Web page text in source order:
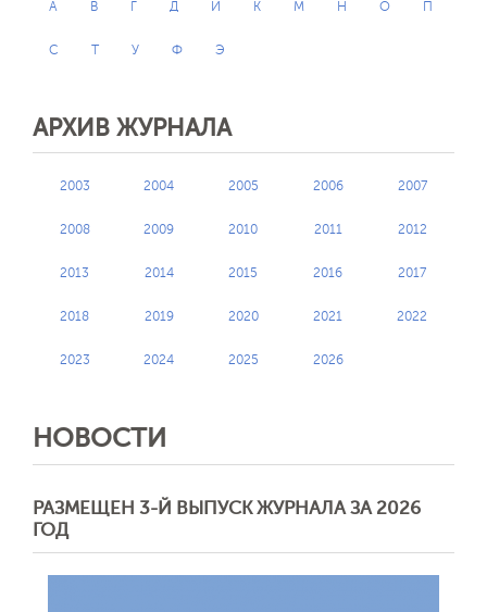
А В Г Д И К М Н О П
С Т У Ф Э
АРХИВ ЖУРНАЛА
2003 2004 2005 2006 2007
2008 2009 2010 2011 2012
2013 2014 2015 2016 2017
2018 2019 2020 2021 2022
2023 2024 2025 2026
НОВОСТИ
РАЗМЕЩЕН 3-Й ВЫПУСК ЖУРНАЛА ЗА 2026
ГОД